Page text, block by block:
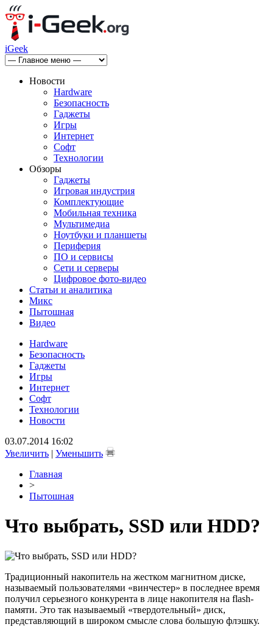
iGeek
Новости
Hardware
Безопасность
Гаджеты
Игры
Интернет
Софт
Технологии
Обзоры
Гаджеты
Игровая индустрия
Комплектующие
Мобильная техника
Мультимедиа
Ноутбуки и планшеты
Периферия
ПО и сервисы
Сети и серверы
Цифровое фото-видео
Статьи и аналитика
Микс
Пытошная
Видео
Hardware
Безопасность
Гаджеты
Игры
Интернет
Софт
Технологии
Новости
03.07.2014 16:02
Увеличить | Уменьшить
Главная
>
Пытошная
Что выбрать, SSD или HDD?
Традиционный накопитель на жестком магнитном диске,
называемый пользователями «винчестер» в последнее время
получил серьезного конкурента в лице накопителя на flash-
памяти. Это так называемый «твердотельный» диск,
представляющий в широком смысле слова большую флэшку.